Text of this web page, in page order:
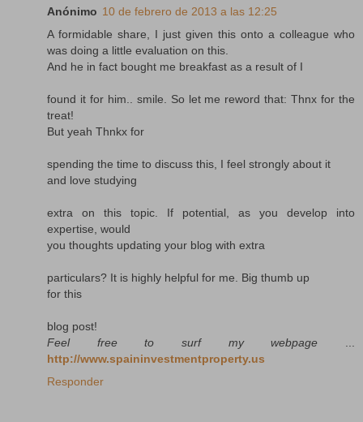
Anónimo 10 de febrero de 2013 a las 12:25
A formidable share, I just given this onto a colleague who
was doing a little evaluation on this.
And he in fact bought me breakfast as a result of I
found it for him.. smile. So let me reword that: Thnx for the
treat!
But yeah Thnkx for
spending the time to discuss this, I feel strongly about it
and love studying
extra on this topic. If potential, as you develop into
expertise, would
you thoughts updating your blog with extra
particulars? It is highly helpful for me. Big thumb up
for this
blog post!
Feel free to surf my webpage ...
http://www.spaininvestmentproperty.us
Responder